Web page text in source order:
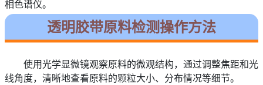
相色谱仪。
透明胶带原料检测操作方法
使用光学显微镜观察原料的微观结构，通过调整焦距和光
线角度，清晰地查看原料的颗粒大小、分布情况等细节。